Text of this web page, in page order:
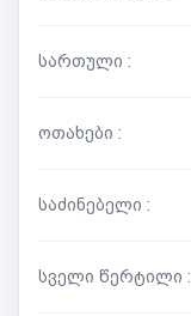
სართული :
ოთახები :
საძინებელი :
სველი წერტილი :